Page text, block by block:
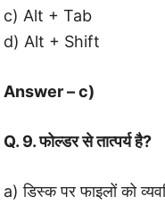
c) Alt + Tab
d) Alt + Shift
Answer – c)
Q. 9. फोल्डर से तात्पर्य है?
a) डिस्क पर फाइलों को